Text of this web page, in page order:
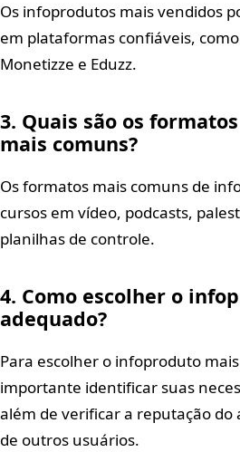
Os infoprodutos mais vendidos
em plataformas confiáveis,
Monetizze e Eduzz.
3. Quais são os
mais comuns?
Os formatos mais comuns de
cursos em vídeo, podcasts,
planilhas de controle.
4. Como escolher o
adequado?
Para escolher o infoproduto
importante identificar suas
além de verificar a reputação do
de outros usuários.